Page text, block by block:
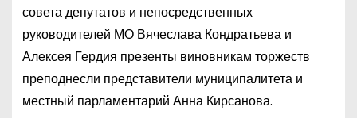
совета депутатов и непосредственных
руководителей МО Вячеслава Кондратьева и
Алексея Гердия презенты виновникам торжеств
преподнесли представители муниципалитета и
местный парламентарий Анна Кирсанова.